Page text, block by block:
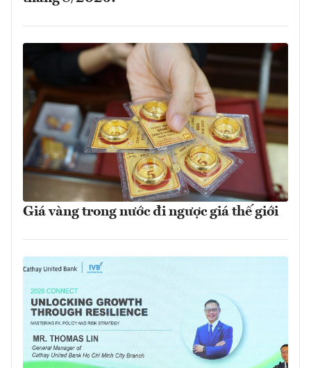
Giá vàng trong nước đi ngược giá thế giới